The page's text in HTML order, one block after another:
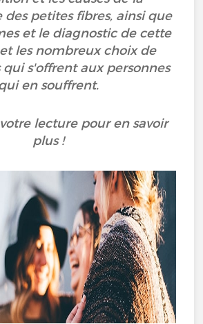
petites fibres, ainsi que
et le diagnostic de cette
les nombreux choix de
s'offrent aux personnes
en souffrent.
lecture pour en savoir
plus !